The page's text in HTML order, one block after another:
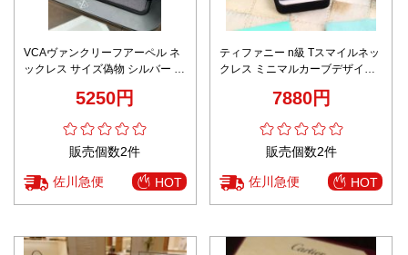
VCAヴァンクリーフアーペル ネ
ックレス サイズ偽物 シルバー 優
5250円
販売個数2件
佐川急便 HOT
ティファニー n級 Tスマイルネッ
クレス ミニマルカーブデザイン
7880円
販売個数2件
佐川急便 HOT